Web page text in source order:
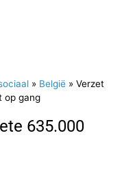
» België » Verzet
op gang
635.000